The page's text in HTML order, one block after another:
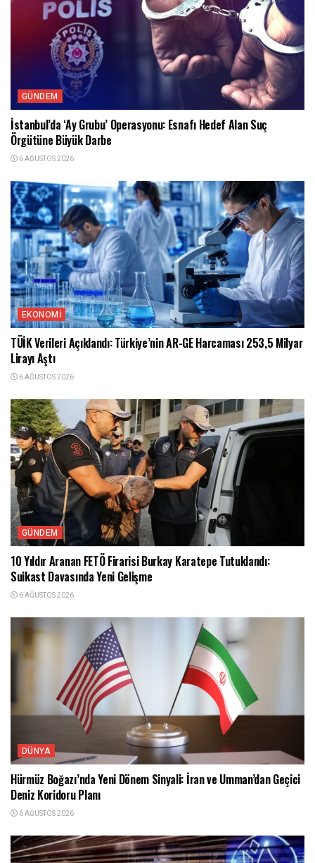
GÜNDEM
İstanbul’da ‘Ay Grubu’ Operasyonu: Esnafı Hedef Alan Suç
Örgütüne Büyük Darbe
6 AĞUSTOS 2026
EKONOMI
TÜİK Verileri Açıklandı: Türkiye’nin AR-GE Harcaması 253,5 Milyar
Lirayı Aştı
6 AĞUSTOS 2026
GÜNDEM
10 Yıldır Aranan FETÖ Firarisi Burkay Karatepe Tutuklandı:
Suikast Davasında Yeni Gelişme
6 AĞUSTOS 2026
DÜNYA
Hürmüz Boğazı’nda Yeni Dönem Sinyali: İran ve Umman’dan Geçici
Deniz Koridoru Planı
6 AĞUSTOS 2026